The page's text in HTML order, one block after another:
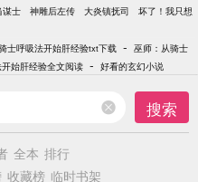
谋士 神雕后左传 大炎镇抚司
坏了！我只想
士呼吸法开始肝经验txt下载 - 巫师：从骑士
始肝经验全文阅读 - 好看的玄幻小说
搜索
全本 排行
收藏榜 临时书架